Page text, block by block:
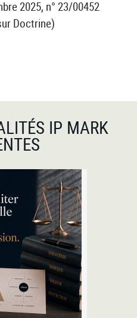
2025, n° 23/00452
Doctrine)
IP MARK